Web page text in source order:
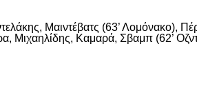
Μαιντέβατς (63’ Λομόνακο),
Μιχαηλίδης, Καμαρά, Σβαμπ (62’